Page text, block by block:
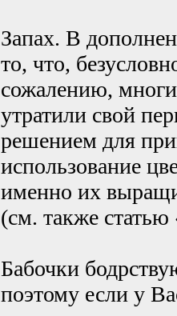
Запах. В
то, что,
сожалению,
утратили свой
решением для
использование
именно их
(см. также
Бабочки
поэтому если у